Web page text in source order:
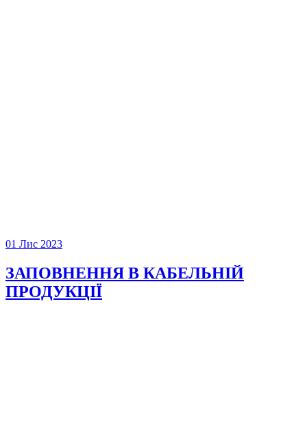
01 Лис 2023
ЗАПОВНЕННЯ В КАБЕЛЬНІЙ
ПРОДУКЦІЇ